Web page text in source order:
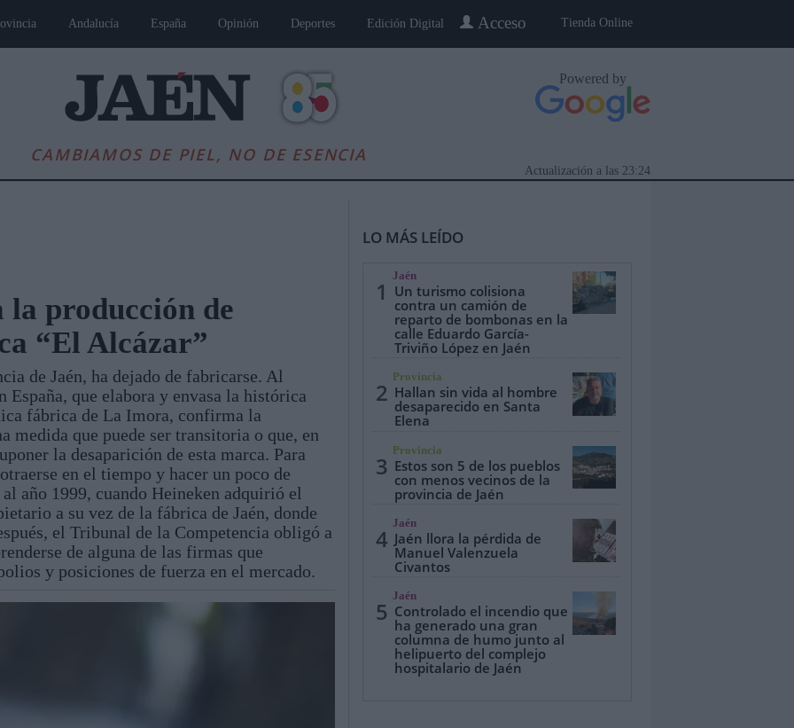
Tienda Online
Acceso
Andalucía España Opinión Deportes Edición Digital
CAMBIAMOS DE PIEL, NO DE ESENCIA
Powered by
23:24
Actualización a las
Andalucía Internacional Opinión Jaén, Pueblo a Pueblo Gente
producción de
“El Alcázar”
de Jaén, ha dejado de fabricarse. Al
España, que elabora y envasa la histórica
fábrica de La Imora, confirma la
medida que puede ser transitoria o que, en
la desaparición de esta marca. Para
en el tiempo y hacer un poco de
año 1999, cuando Heineken adquirió el
a su vez de la fábrica de Jaén, donde
el Tribunal de la Competencia obligó a
de alguna de las firmas que
y posiciones de fuerza en el mercado.
LO MÁS LEÍDO
1
Jaén
Un turismo colisiona
contra un camión de
reparto de bombonas en la
calle Eduardo García-
Triviño López en Jaén
2
Provincia
Hallan sin vida al hombre
desaparecido en Santa
Elena
3
Provincia
Estos son 5 de los pueblos
con menos vecinos de la
provincia de Jaén
4
Jaén
Jaén llora la pérdida de
Manuel Valenzuela
Civantos
5
Jaén
Controlado el incendio que
ha generado una gran
columna de humo junto al
helipuerto del complejo
hospitalario de Jaén